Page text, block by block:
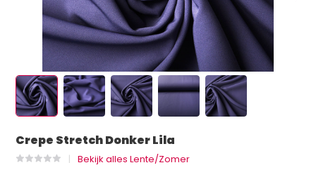
Crepe Stretch Donker Lila
Bekijk alles Lente/Zomer